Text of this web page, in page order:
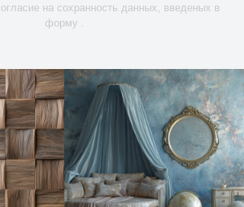
на сохранность данных, введеных в
форму .